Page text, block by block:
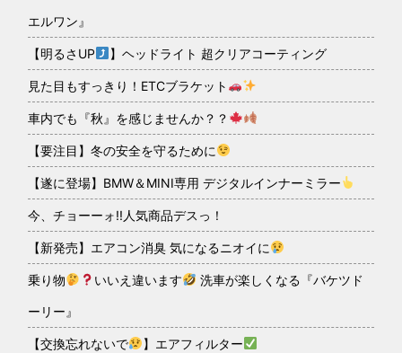
エルワン』
【明るさUP 】ヘッドライト 超クリアコーティング
見た目もすっきり！ETCブラケット
車内でも『秋』を感じませんか？？
【要注目】冬の安全を守るために
【遂に登場】BMW＆MINI専用 デジタルインナーミラー
今、チョーーォ!!人気商品デスっ！
【新発売】エアコン消臭 気になるニオイに
乗り物 いいえ違います 洗車が楽しくなる『バケツド
ーリー』
【交換忘れないで 】エアフィルター